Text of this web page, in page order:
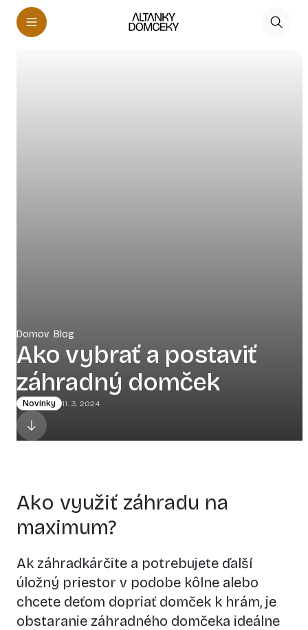
Domov Blog
Ako vybrať a postaviť
záhradný domček
Novinky 11. 3. 2024
Ako využiť záhradu na
maximum?
Ak záhradkárčite a potrebujete ďalší
úložný priestor v podobe kôlne alebo
chcete deťom dopriať domček k hrám, je
obstaranie záhradného domčeka ideálne